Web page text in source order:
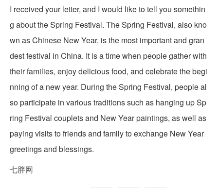
I received your letter, and I would like to tell you somethin
g about the Spring Festival. The Spring Festival, also kno
wn as Chinese New Year, is the most important and gran
dest festival in China. It is a time when people gather with
their families, enjoy delicious food, and celebrate the begi
nning of a new year. During the Spring Festival, people al
so participate in various traditions such as hanging up Sp
ring Festival couplets and New Year paintings, as well as
paying visits to friends and family to exchange New Year
greetings and blessings.
七胖网